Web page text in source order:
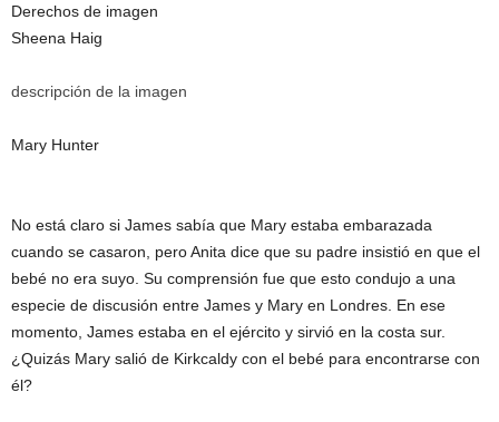
Derechos de imagen
Sheena Haig
descripción de la imagen
Mary Hunter
No está claro si James sabía que Mary estaba embarazada
cuando se casaron, pero Anita dice que su padre insistió en que el
bebé no era suyo. Su comprensión fue que esto condujo a una
especie de discusión entre James y Mary en Londres. En ese
momento, James estaba en el ejército y sirvió en la costa sur.
¿Quizás Mary salió de Kirkcaldy con el bebé para encontrarse con
él?